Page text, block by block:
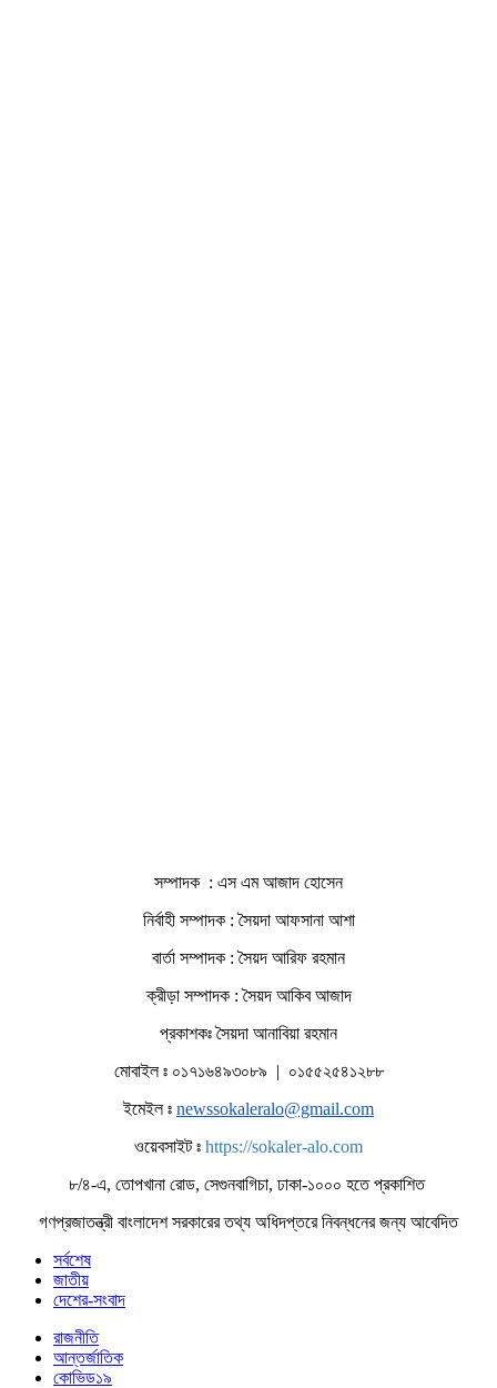
সম্পাদক : এস এম আজাদ হোসেন
নির্বাহী সম্পাদক : সৈয়দা আফসানা আশা
বার্তা সম্পাদক : সৈয়দ আরিফ রহমান
ক্রীড়া সম্পাদক : সৈয়দ আকিব আজাদ
প্রকাশকঃ সৈয়দা আনাবিয়া রহমান
মোবাইল ঃ ০১৭১৬৪৯৩০৮৯ | ০১৫৫২৫৪১২৮৮
ইমেইল ঃ newssokaleralo@gmail.com
ওয়েবসাইট ঃ https://sokaler-alo.com
৮/৪-এ, তোপখানা রোড, সেগুনবাগিচা, ঢাকা-১০০০ হতে প্রকাশিত
গণপ্রজাতন্ত্রী বাংলাদেশ সরকারের তথ্য অধিদপ্তরে নিবন্ধনের জন্য আবেদিত
সর্বশেষ
জাতীয়
দেশের-সংবাদ
রাজনীতি
আন্তর্জাতিক
কোভিড১৯